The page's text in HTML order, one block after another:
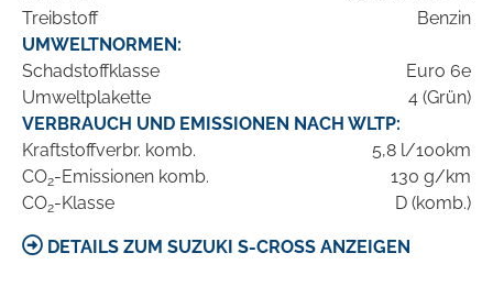
Treibstoff
Benzin
UMWELTNORMEN:
Schadstoffklasse
Euro 6e
Umweltplakette
4 (Grün)
VERBRAUCH UND EMISSIONEN NACH WLTP:
Kraftstoffverbr. komb.
5,8 l/100km
CO2-Emissionen komb.
130 g/km
CO2-Klasse D (komb.)
DETAILS ZUM SUZUKI S-CROSS ANZEIGEN